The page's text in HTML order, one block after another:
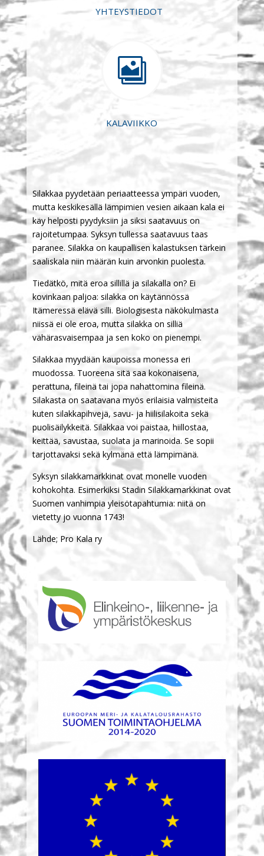
YHTEYSTIEDOT

KALAVIIKKO
Silakkaa pyydetään periaatteessa ympäri vuoden,
mutta keskikesällä lämpimien vesien aikaan kala ei
käy helposti pyydyksiin ja siksi saatavuus on
rajoitetumpaa. Syksyn tullessa saatavuus taas
paranee. Silakka on kaupallisen kalastuksen tärkein
saaliskala niin määrän kuin arvonkin puolesta.
Tiedätkö, mitä eroa sillillä ja silakalla on? Ei
kovinkaan paljoa: silakka on käytännössä
Itämeressä elävä silli. Biologisesta näkökulmasta
niissä ei ole eroa, mutta silakka on silliä
vähärasvaisempaa ja sen koko on pienempi.
Silakkaa myydään kaupoissa monessa eri
muodossa. Tuoreena sitä saa kokonaisena,
perattuna, fileinä tai jopa nahattomina fileinä.
Silakasta on saatavana myös erilaisia valmisteita
kuten silakkapihvejä, savu- ja hiilisilakoita sekä
puolisäilykkeitä. Silakkaa voi paistaa, hiillostaa,
keittää, savustaa, suolata ja marinoida. Se sopii
tarjottavaksi sekä kylmänä että lämpimänä.
Syksyn silakkamarkkinat ovat monelle vuoden
kohokohta. Esimerkiksi Stadin Silakkamarkkinat ovat
Suomen vanhimpia yleisötapahtumia: niitä on
vietetty jo vuonna 1743!
Lähde; Pro Kala ry